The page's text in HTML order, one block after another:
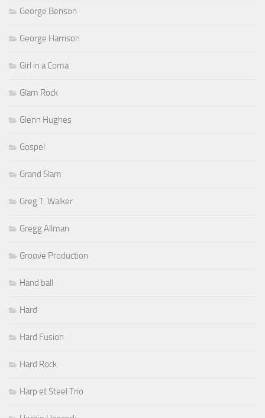
George Benson
George Harrison
Girl in a Coma
Glam Rock
Glenn Hughes
Gospel
Grand Slam
Greg T. Walker
Gregg Allman
Groove Production
Hand ball
Hard
Hard Fusion
Hard Rock
Harp et Steel Trio